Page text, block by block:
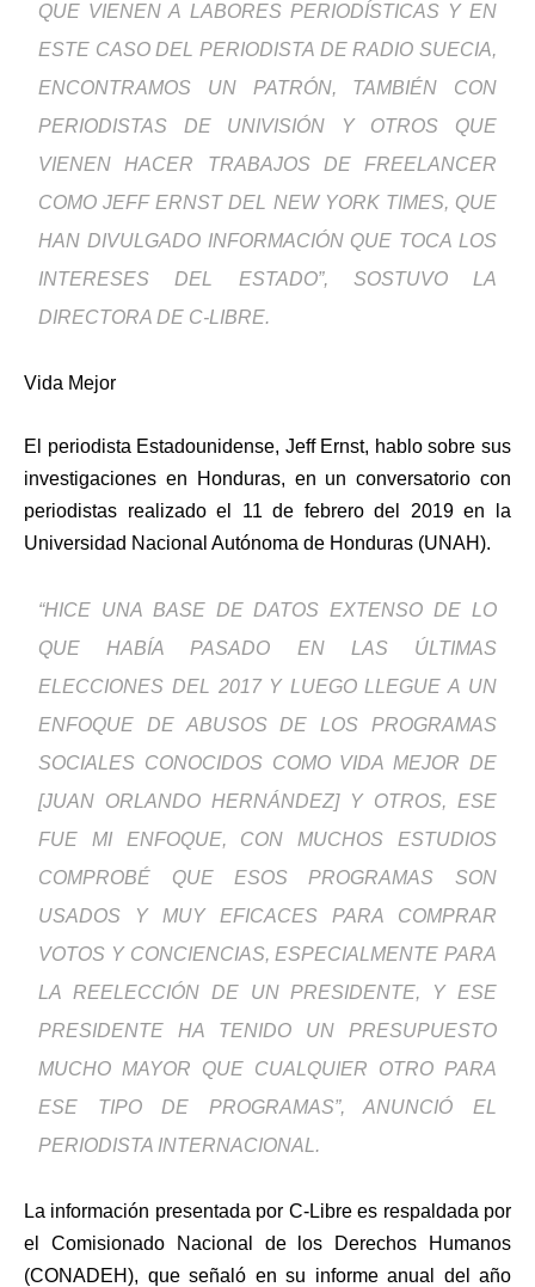
QUE VIENEN A LABORES PERIODÍSTICAS Y EN
ESTE CASO DEL PERIODISTA DE RADIO SUECIA,
ENCONTRAMOS UN PATRÓN, TAMBIÉN CON
PERIODISTAS DE UNIVISIÓN Y OTROS QUE
VIENEN HACER TRABAJOS DE FREELANCER
COMO JEFF ERNST DEL NEW YORK TIMES, QUE
HAN DIVULGADO INFORMACIÓN QUE TOCA LOS
INTERESES DEL ESTADO”, SOSTUVO LA
DIRECTORA DE C-LIBRE.
Vida Mejor
El periodista Estadounidense, Jeff Ernst, hablo sobre sus
investigaciones en Honduras, en un conversatorio con
periodistas realizado el 11 de febrero del 2019 en la
Universidad Nacional Autónoma de Honduras (UNAH).
“HICE UNA BASE DE DATOS EXTENSO DE LO
QUE HABÍA PASADO EN LAS ÚLTIMAS
ELECCIONES DEL 2017 Y LUEGO LLEGUE A UN
ENFOQUE DE ABUSOS DE LOS PROGRAMAS
SOCIALES CONOCIDOS COMO VIDA MEJOR DE
[JUAN ORLANDO HERNÁNDEZ] Y OTROS, ESE
FUE MI ENFOQUE, CON MUCHOS ESTUDIOS
COMPROBÉ QUE ESOS PROGRAMAS SON
USADOS Y MUY EFICACES PARA COMPRAR
VOTOS Y CONCIENCIAS, ESPECIALMENTE PARA
LA REELECCIÓN DE UN PRESIDENTE, Y ESE
PRESIDENTE HA TENIDO UN PRESUPUESTO
MUCHO MAYOR QUE CUALQUIER OTRO PARA
ESE TIPO DE PROGRAMAS”, ANUNCIÓ EL
PERIODISTA INTERNACIONAL.
La información presentada por C-Libre es respaldada por
el Comisionado Nacional de los Derechos Humanos
(CONADEH), que señaló en su informe anual del año